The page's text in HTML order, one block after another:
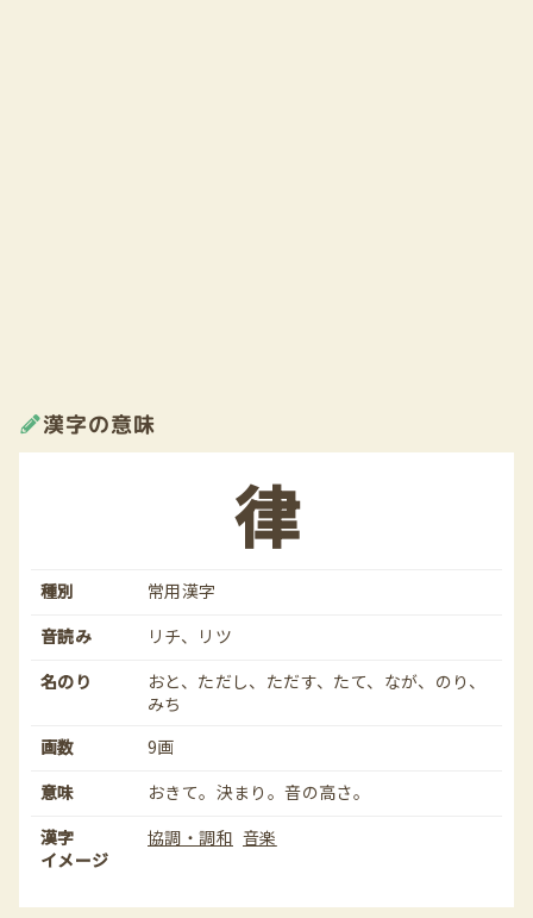
漢字の意味
律
種別
常用漢字
音読み
リチ、リツ
名のり
おと、ただし、ただす、たて、なが、のり、
みち
画数
9画
意味
おきて。決まり。音の高さ。
漢字
イメージ
協調・調和 音楽